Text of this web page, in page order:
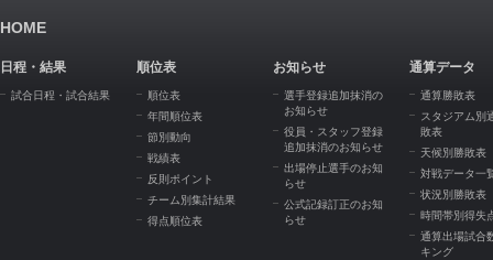
HOME
日程・結果
試合日程・試合結果
順位表
順位表
年間順位表
節別動向
戦績表
反則ポイント
チーム別集計結果
得点順位表
お知らせ
選手登録追加抹消の
お知らせ
役員・スタッフ登録
追加抹消のお知らせ
出場停止選手のお知
らせ
公式記録訂正のお知
らせ
通算データ
通算勝敗表
スタジアム別
敗表
天候別勝敗表
対戦データ一
状況別勝敗表
時間帯別得失
通算出場試合
キング